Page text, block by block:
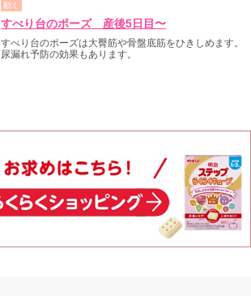
動く
すべり台のポーズ 産後5日目〜
すべり台のポーズは大臀筋や骨盤底筋をひきしめます。
尿漏れ予防の効果もあります。